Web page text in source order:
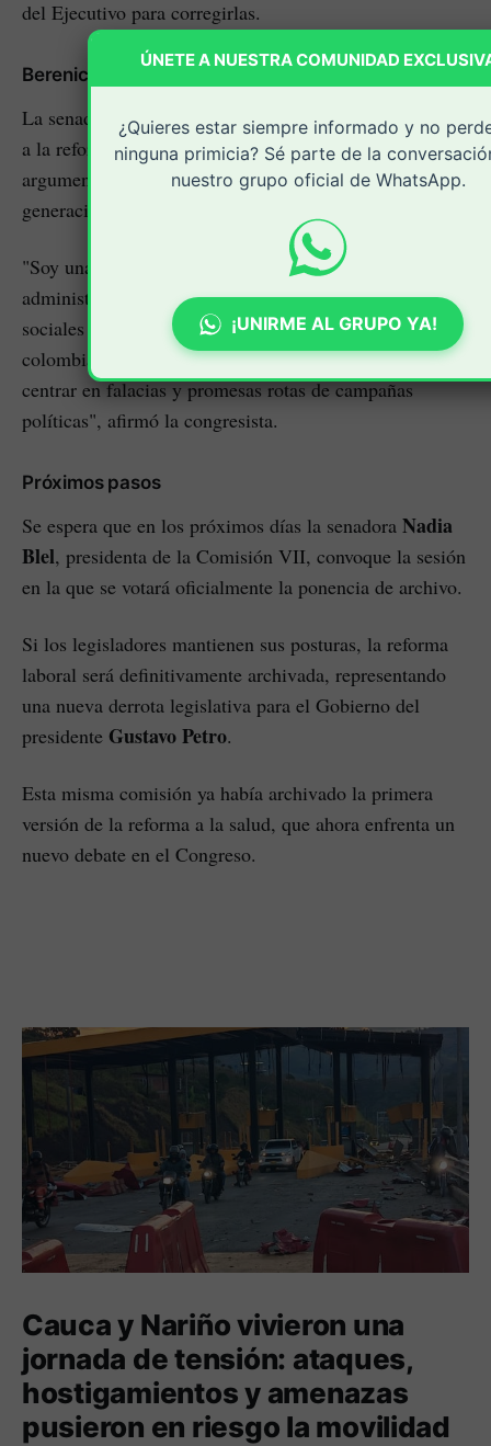
del Ejecutivo para corregirlas.
Berenice Bedoya también se opone
La senadoraBerenice Bedoya(ASI) reiteró su rechazo
a la reforma y respaldó la ponencia de archivo,
argumentando que la iniciativa no garantiza la
generación de empleo y carece del aval fiscal necesario.
"Soy una convencida de que el país requiere de acciones
administrativas más eficaces, más humanas y más
sociales que mejoren la calidad de vida de los
colombianos. Sin embargo, el debate lo han querido
centrar en falacias y promesas rotas de campañas
políticas", afirmó la congresista.
Próximos pasos
Se espera que en los próximos días la senadora Nadia
Blel, presidenta de la Comisión VII, convoque la sesión
en la que se votará oficialmente la ponencia de archivo.
Si los legisladores mantienen sus posturas, la reforma
laboral será definitivamente archivada, representando
una nueva derrota legislativa para el Gobierno del
presidente Gustavo Petro.
Esta misma comisión ya había archivado la primera
versión de la reforma a la salud, que ahora enfrenta un
nuevo debate en el Congreso.
Cauca y Nariño vivieron una
jornada de tensión: ataques,
hostigamientos y amenazas
pusieron en riesgo la movilidad
ÚNETE A NUESTRA COMUNIDAD
¿Quieres estar siempre informado y no
ninguna primicia? Sé parte de la
nuestro grupo oficial de WhatsApp.
¡UNIRME AL GRUPO YA!